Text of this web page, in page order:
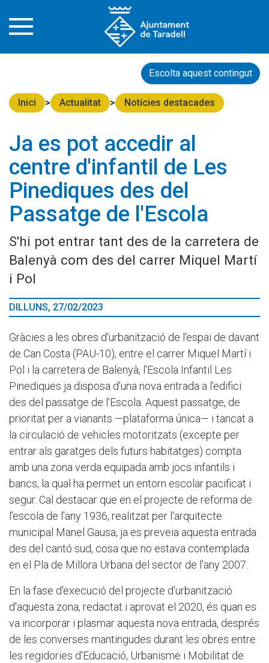
Escolta aquest contingut
Inici Actualitat Notícies destacades
Ja es pot accedir al
centre d'infantil de Les
Pinediques des del
Passatge de l'Escola
S'hi pot entrar tant des de la carretera de
Balenyà com des del carrer Miquel Martí
i Pol
DILLUNS, 27/02/2023
Gràcies a les obres d'urbanització de l'espai de davant
de Can Costa (PAU-10), entre el carrer Miquel Martí i
Pol i la carretera de Balenyà, l'Escola Infantil Les
Pinediques ja disposa d'una nova entrada a l'edifici
des del passatge de l'Escola. Aquest passatge, de
prioritat per a vianants —plataforma única— i tancat a
la circulació de vehicles motoritzats (excepte per
entrar als garatges dels futurs habitatges) compta
amb una zona verda equipada amb jocs infantils i
bancs, la qual ha permet un entorn escolar pacificat i
segur. Cal destacar que en el projecte de reforma de
l'escola de l'any 1936, realitzat per l'arquitecte
municipal Manel Gausa, ja es preveia aquesta entrada
des del cantó sud, cosa que no estava contemplada
en el Pla de Millora Urbana del sector de l'any 2007.
En la fase d'execució del projecte d'urbanització
d'aquesta zona, redactat i aprovat el 2020, és quan es
va incorporar i plasmar aquesta nova entrada, després
de les converses mantingudes durant les obres entre
les regidories d'Educació, Urbanisme i Mobilitat de